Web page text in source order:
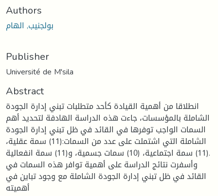
Authors
بولجنيب, الهام
Publisher
Université de M'sila
Abstract
انطلاقا من أهمية القيادة كأحد متطلبات تبني إدارة الجودة
الشاملة بالمؤسسات، جاءت هذه الدراسة الهادفة لتحديد أهم
السمات الواجب توفرها في القائد في ظل تبني إدارة الجودة
الشاملة التي اشتملت على عدد من السمات:(11) سمة عقلية،
(11) سمة اجتماعية، (10) سمات جسمية، و(11) سمة انفعالية.
وأسفرت نتائج الدراسة على أهمية توافر هذه السمات في
القائد في ظل تبني إدارة الجودة الشاملة مع وجود تباين في
أهميته